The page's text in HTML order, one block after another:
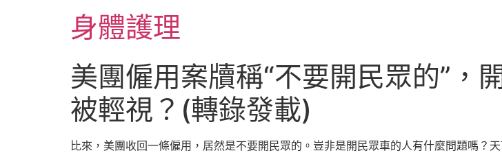
身體護理
美團僱用案牘稱“不要開民眾的”，
被輕視？(轉錄發載)
比來，美團收回一條僱用，居然是不要開民眾的。豈非是開民眾車的人有什麼問題嗎？